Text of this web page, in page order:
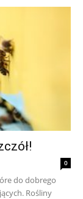
0
do dobrego
Rośliny